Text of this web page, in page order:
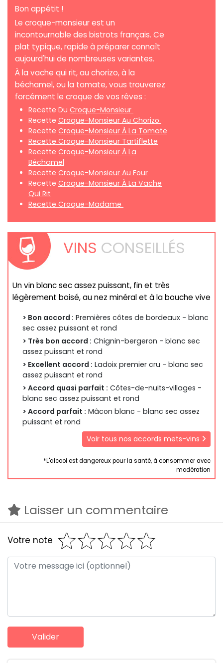
Bon appétit !
Le croque-monsieur est un
incontournable des bistrots français. Ce
plat typique, rapide à préparer connaît
aujourd'hui de nombreuses variantes.
À la vache qui rit, au chorizo, à la
béchamel, ou la tomate, vous trouverez
forcément le croque de vos rêves :
Recette Du Croque-Monsieur
Recette Croque-Monsieur Au Chorizo
Recette Croque-Monsieur À La Tomate
Recette Croque-Monsieur Tartiflette
Recette Croque-Monsieur À La
Béchamel
Recette Croque-Monsieur Au Four
Recette Croque-Monsieur À La Vache
Qui Rit
Recette Croque-Madame
VINS CONSEILLÉS
Un vin blanc sec assez puissant, fin et très
légèrement boisé, au nez minéral et à la bouche vive
> Bon accord : Premières côtes de bordeaux - blanc
sec assez puissant et rond
> Très bon accord : Chignin-bergeron - blanc sec
assez puissant et rond
> Excellent accord : Ladoix premier cru - blanc sec
assez puissant et rond
> Accord quasi parfait : Côtes-de-nuits-villages -
blanc sec assez puissant et rond
> Accord parfait : Mâcon blanc - blanc sec assez
puissant et rond
Voir tous nos accords mets-vins
*L'alcool est dangereux pour la santé, à consommer avec
modération
Laisser un commentaire
Votre note